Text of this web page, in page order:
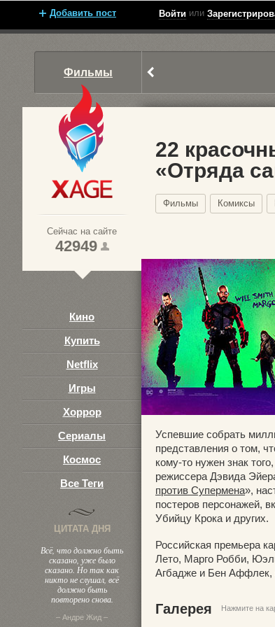
Добавить пост Войти или
Фильмы
1
Сейчас на сайте
42949
Кино
Купить
Netflix
Игры
Хоррор
Сериалы
Космос
Все Теги
ЦИТАТА ДНЯ
Всё, что должно быть
сказано, уже было
сказано. Но так как
никто не слушал, всё
должно быть
повторено снова.
– Андре Жид –
22
«Отряда
Фильмы Комиксы
Успевшие собрать
представления о том,
кому-то нужен знак
режиссера Дэвида
против Супермена»,
постеров персонажей,
Убийцу Крока и других.
Российская премьера
Лето, Марго Робби,
Агбадже и Бен Аффлек,
Галерея Нажмите на